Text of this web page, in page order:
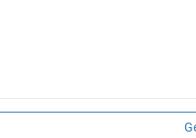
sich in auf den zwei Halbinseln in